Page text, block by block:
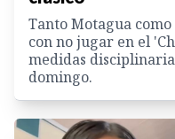
Tanto Motagua
con no jugar en el
medidas
domingo.